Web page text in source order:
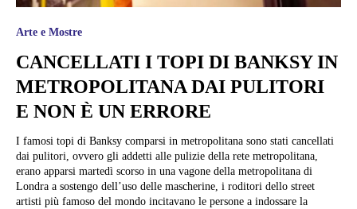
Arte e Mostre
CANCELLATI I TOPI DI BANKSY IN
METROPOLITANA DAI PULITORI
E NON È UN ERRORE
I famosi topi di Banksy comparsi in metropolitana sono stati cancellati
dai pulitori, ovvero gli addetti alle pulizie della rete metropolitana,
erano apparsi martedì scorso in una vagone della metropolitana di
Londra a sostengo dell’uso delle mascherine, i roditori dello street
artisti più famoso del mondo incitavano le persone a indossare la